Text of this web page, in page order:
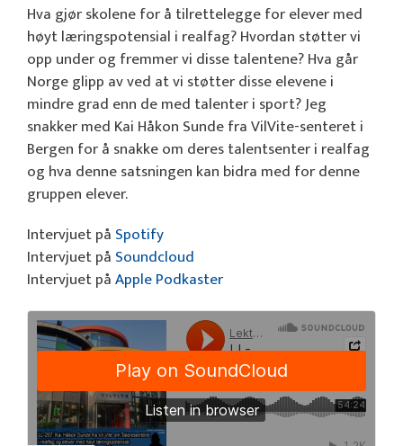
Hva gjør skolene for å tilrettelegge for elever med
høyt læringspotensial i realfag? Hvordan støtter vi
opp under og fremmer vi disse talentene? Hva går
Norge glipp av ved at vi støtter disse elevene i
mindre grad enn de med talenter i sport? Jeg
snakker med Kai Håkon Sunde fra VilVite-senteret i
Bergen for å snakke om deres talentsenter i realfag
og hva denne satsningen kan bidra med for denne
gruppen elever.
Intervjuet på Spotify
Intervjuet på Soundcloud
Intervjuet påApple Podkaster